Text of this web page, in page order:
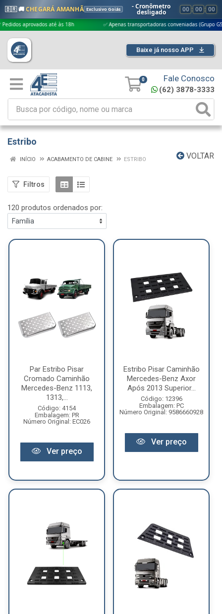
🇧🇷 🚚CHEGARÁ AMANHÃ Exclusivo Goiás - Cronômetro
desligado 00 : 00 : 00
até às 18h ✅ Apenas transportadoras conveniadas (Grupo G5)
Baixe já nosso APP
0 Fale Conosco
(62) 3878-3333
Estribo
VOLTAR
INÍCIO ACABAMENTO DE CABINE ESTRIBO
Filtros
120 produtos ordenados por:
Par Estribo Pisar
Cromado Caminhão
Mercedes-Benz 1113,
1313,...
Código: 4154
Embalagem: PR
Número Original: EC026
Ver preço
Estribo Pisar Caminhão
Mercedes-Benz Axor
Após 2013 Superior...
Código: 12396
Embalagem: PC
Número Original: 9586660928
Ver preço